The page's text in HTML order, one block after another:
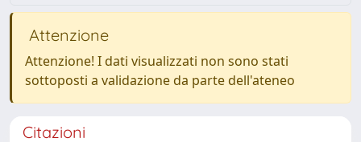
Attenzione
Attenzione! I dati visualizzati non sono stati
sottoposti a validazione da parte dell'ateneo
Citazioni